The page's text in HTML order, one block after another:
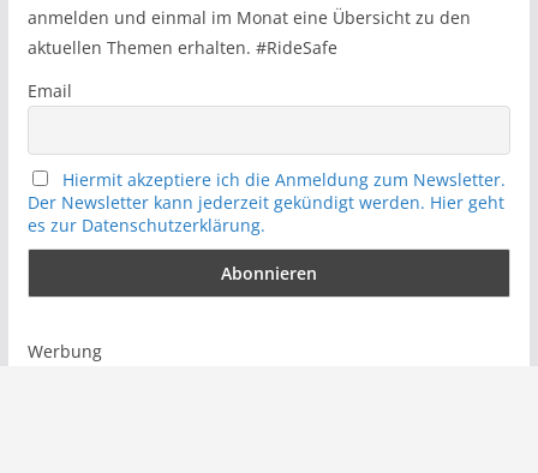
anmelden und einmal im Monat eine Übersicht zu den
aktuellen Themen erhalten. #RideSafe
Email
Hiermit akzeptiere ich die Anmeldung zum Newsletter.
Der Newsletter kann jederzeit gekündigt werden. Hier geht
es zur Datenschutzerklärung.
Werbung